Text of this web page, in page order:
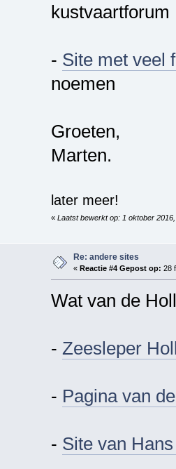
kustvaartforum
- Site met veel
noemen
Groeten,
Marten.
later meer!
« Laatst bewerkt op: 1 oktober
Re: andere sites
« Reactie #4 Gepost op: 28
Wat van de
- Zeesleper
- Pagina van
- Site van